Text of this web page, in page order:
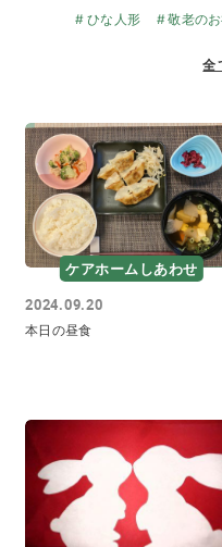
ひな人形
敬老の
全
ケアホームしあわせ
2024.09.20
本日の昼食